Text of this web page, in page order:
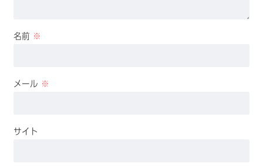
名前 ※
メール ※
サイト